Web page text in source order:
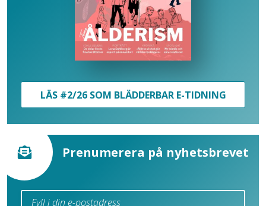
LÄS #2/26 SOM BLÄDDERBAR E-TIDNING
Prenumerera på nyhetsbrevet